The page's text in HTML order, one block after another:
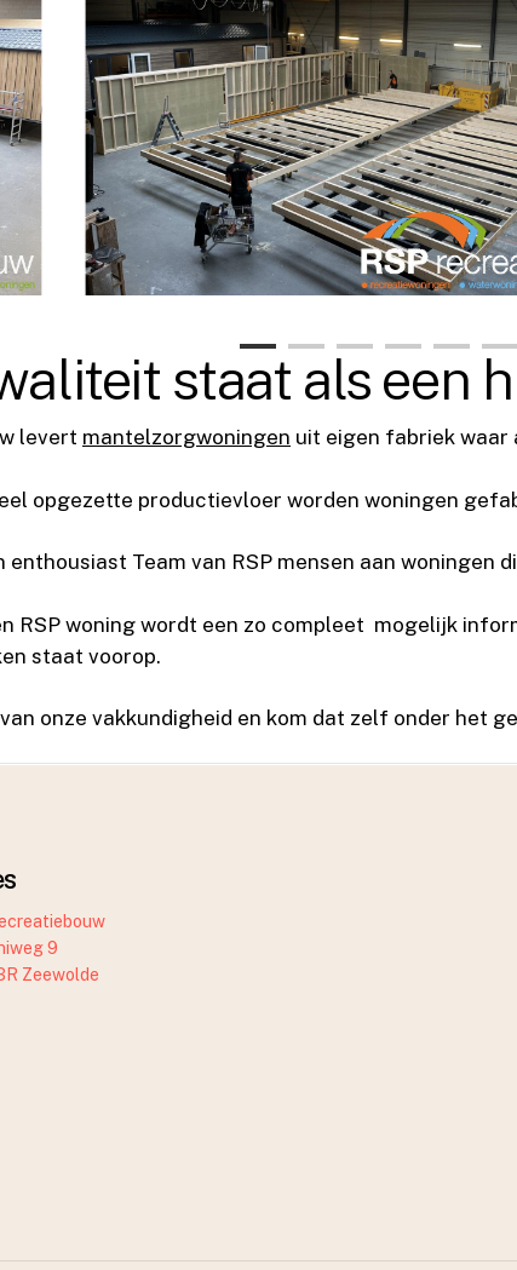
staat als een
levert mantelzorgwoningen uit eigen fabriek waar
opgezette productievloer worden woningen
enthousiast Team van RSP mensen aan woningen
RSP woning wordt een zo compleet mogelijk
staat voorop.
onze vakkundigheid en kom dat zelf onder het
9
Zeewolde